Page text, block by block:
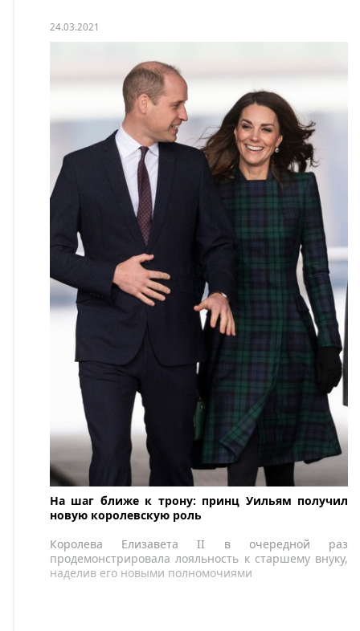
24.03.2021
На шаг ближе к трону: принц Уильям получил
новую королевскую роль
Королева Елизавета II в очередной раз
продемонстрировала лояльность к старшему внуку,
наделив его новыми полномочиями